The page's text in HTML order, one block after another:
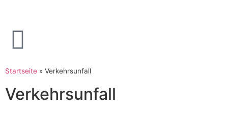
Startseite » Verkehrsunfall
Verkehrsunfall